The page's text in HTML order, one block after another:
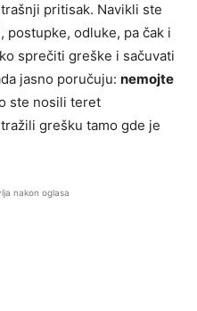
pritisak. Navikli ste
postupke, odluke, pa čak i
sprečiti greške i sačuvati
jasno poručuju: nemojte
ste nosili teret
grešku tamo gde je
nakon oglasa